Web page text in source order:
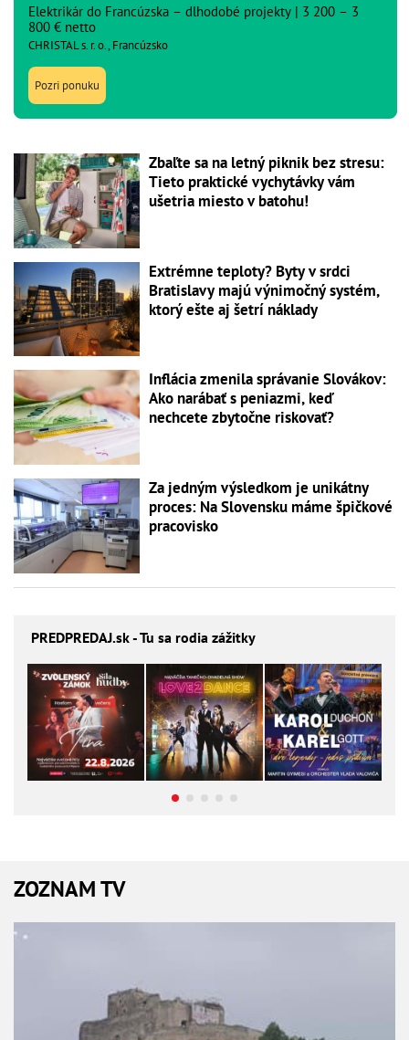
Elektrikár do Francúzska – dlhodobé projekty | 3 200 – 3
800 € netto
CHRISTAL s. r. o., Francúzsko
Pozri ponuku
Zbaľte sa na letný piknik bez stresu:
Tieto praktické vychytávky vám
ušetria miesto v batohu!
Extrémne teploty? Byty v srdci
Bratislavy majú výnimočný systém,
ktorý ešte aj šetrí náklady
Inflácia zmenila správanie Slovákov:
Ako narábať s peniazmi, keď
nechcete zbytočne riskovať?
Za jedným výsledkom je unikátny
proces: Na Slovensku máme špičkové
pracovisko
PREDPREDAJ.sk - Tu sa rodia zážitky
ZOZNAM TV